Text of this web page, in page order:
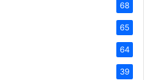
68
65
64
39